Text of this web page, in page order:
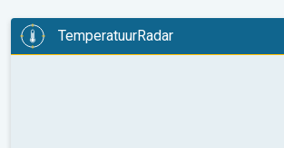
TemperatuurRadar